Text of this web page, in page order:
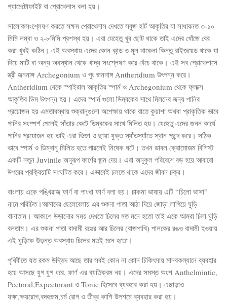
গ্যামেটোফাইট বা প্রোথেলাস বলা হয়।
সালোকসংশ্লেষণ করতে সক্ষম প্রোথেলাস দেখতে সবুজ হার্ট আকৃতির যা সাধারনত ৩-১০
মিমি লম্বা ও ২-৮মিমি প্রশস্থ হয়। এরা যেহেতু খুব ছোট থাকে তাই এদের খোঁজে বের
করা খুবই কঠিন। এই অবস্থায় এদের কোন কান্ড ও মূল থাকেনা কিন্তু রাইজয়েড থাকে যা
দিয়ে মাটি বা অন্য অবস্থান থেকে খাদ্য সংশ্লেষণ করে বেঁচে থাকে। এই সব প্রোথেলাসে
স্ত্রী জননাঙ্গ Archegonium ও পুং জননাঙ্গ Antheridium উৎপন্ন করে।
Antheridium থেকে স্পাইরাল আকৃতির স্পার্ম ও Archegonium থেকে ফ্লাক্স
আকৃতির ডিম উৎপন্ন হয়। এদের স্পার্ম গুলো ডিম্বকের সাথে মিলনের জন্য পানির
প্রয়োজন হয় এমতাবস্থায় শুক্রানুগুলো অপেক্ষায় থাকে রাতে কুয়াশা অথবা প্রাকৃতিক ভাবে
পানির সংস্পর্শ পেলেই সাঁতার কেটে ডিম্বকের সাথে মিলিত হয়। যেহেতু এদের জনন কার্যে
পানির প্রয়োজন হয় তাই এরা ভিজা ও ছায়া যুক্ত স্যাঁতস্যাঁতে স্থান পছন্দ করে। সঠিক
ভাবে স্পার্ম ও ডিম্বানু মিলিত হতে পারলেই নিষেক ঘটে। তখন ডাবল ক্রোমোজম বিশিস্ট
একটি নতুন Juvinile অনুরূপ ফার্ণের জন্ম দেয়। এরা অনুকুল পরিবেশে বড় হয়ে আবারো
উপরের প্রক্রিয়াটি সংঘটিত করে। এভাবেই চলতে থাকে এদের জীবন চক্র।
বাংলায় একে পঙ্খিরাজ ফার্ণ বা পাংখা ফার্ণ বলা হয়। চাকমা ভাষায় এটি “চিলো ভাসা”
নামে পরিচিত।আমাদের ছেলেবেলায় এর শুকনা পাতা আঠা দিয়ে জোড়া লাগিয়ে ঘুড়ি
বানাতাম। আকাশে উড়ানোর সময় দেখতে চিলের মত মনে হতো তাই একে আমরা চিলা ঘুড়ি
বলতাম। এর শুকনা পাতা বাদামী রঙের আর চিলের (বাজপাখি) পালকের রঙও বাদামী হওয়ায়
এই ঘুড়িকে উড়ন্ত অবস্থায় চিলের মতই মনে হতো।
পৃথিবীতে যত রকম উদ্ভিদ আছে তার সবই কোন না কোন চিকিৎসায় মানবকল্যানে ব্যবহার
হয়ে আসছে যুগ যুগ ধরে, ফার্ণ এর ব্যতিক্রম নয়। এদের সমস্ত অংশ Anthelmintic,
Pectoral,Expectorant ও Tonic হিসেবে ব্যবহার করা হয়। এছাড়াও
যক্ষা,ক্ষয়রোগ,বদহজম,চর্ম রোগ ও তীব্র কাশি উপশমে ব্যবহার করা হয়।